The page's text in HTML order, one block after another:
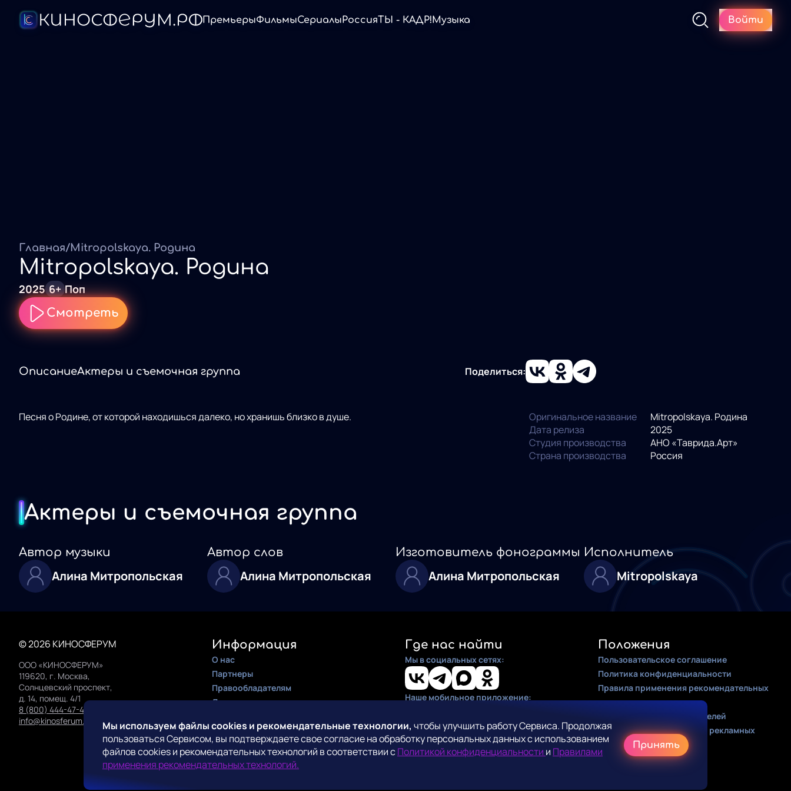
ПремьерыФильмыСериалыРоссияТЫ - КАДР!Музыка Войти
Главная/Mitropolskaya. Родина
Mitropolskaya. Родина
2025 6+ Поп
Смотреть
ОписаниеАктеры и съемочная группа
Песня о Родине, от которой находишься далеко, но хранишь близко в душе. Оригинальное название
Mitropolskaya. Родина
Дата релиза
2025
Студия производства
АНО «Таврида.Арт»
Страна производства
Россия
Поделиться:
Актеры и съемочная группа
Автор музыки
Алина Митропольская
Автор слов
Алина Митропольская
Изготовитель фонограммы
Алина Митропольская
Исполнитель
Mitropolskaya
© 2026 КИНОСФЕРУМ
ООО «КИНОСФЕРУМ»
119620, г. Москва,
Солнцевский проспект,
д. 14, помещ. 4/1
8 (800) 444-47-42
info@kinosferum.org
Информация
О нас
Партнеры
Правообладателям
Документация
Контакты
Поддержка
Где нас найти
Мы в социальных сетях:
Наше мобильное приложение:
СмартТВ
Положения
Пользовательское соглашение
Политика конфиденциальности
Правила применения рекомендательных
алгоритмов
Оферта для правообладателей
Соглашение на получение рекламных
рассылок
Мы используем файлы cookies и рекомендательные технологии, чтобы улучшить работу Сервиса. Продолжая
пользоваться Сервисом, вы подтверждаете свое согласие на обработку персональных данных с использованием
файлов cookies и рекомендательных технологий в соответствии сПолитикой конфиденциальности и Правилами
применения рекомендательных технологий.
Принять